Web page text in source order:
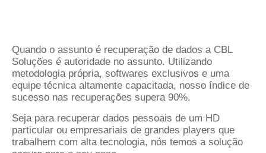
Quando o assunto é recuperação de dados a CBL
Soluções é autoridade no assunto. Utilizando
metodologia própria, softwares exclusivos e uma
equipe técnica altamente capacitada, nosso índice de
sucesso nas recuperações supera 90%.
Seja para recuperar dados pessoais de um HD
particular ou empresariais de grandes players que
trabalhem com alta tecnologia, nós temos a solução